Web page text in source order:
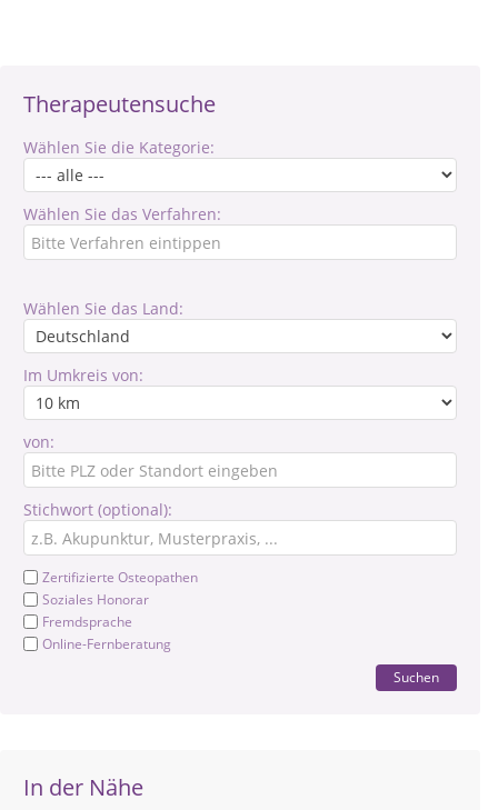
Therapeutensuche
Wählen Sie die Kategorie:
Wählen Sie das Verfahren:
Wählen Sie das Land:
Im Umkreis von:
von:
Stichwort (optional):
Zertifizierte Osteopathen
Soziales Honorar
Fremdsprache
Online-Fernberatung
Suchen
In der Nähe